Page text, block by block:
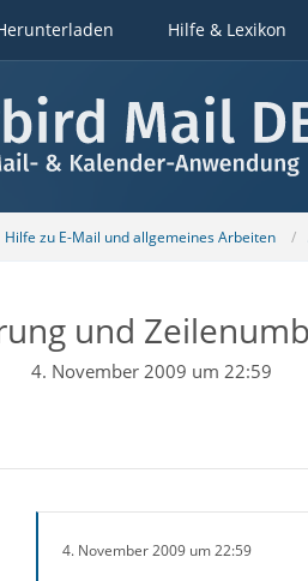
Hilfe & Lexikon
Hilfe zu E-Mail und allgemeines Arbeiten
und
4. November 2009 um 22:59
4. November 2009 um 22:59